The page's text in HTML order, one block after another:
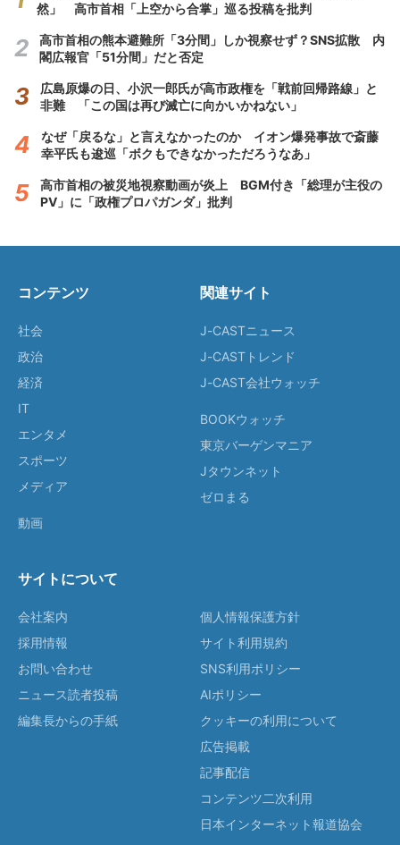
然」 高市首相「上空から合掌」巡る投稿を批判
高市首相の熊本避難所「3分間」しか視察せず？SNS拡散 内
閣広報官「51分間」だと否定
広島原爆の日、小沢一郎氏が高市政権を「戦前回帰路線」と
非難 「この国は再び滅亡に向かいかねない」
なぜ「戻るな」と言えなかったのか イオン爆発事故で斎藤
幸平氏も逡巡「ボクもできなかっただろうなあ」
高市首相の被災地視察動画が炎上 BGM付き「総理が主役の
PV」に「政権プロパガンダ」批判
コンテンツ
社会
政治
経済
IT
エンタメ
スポーツ
メディア
動画
関連サイト
J-CASTニュース
J-CASTトレンド
J-CAST会社ウォッチ
BOOKウォッチ
東京バーゲンマニア
Jタウンネット
ゼロまる
サイトについて
会社案内
採用情報
お問い合わせ
ニュース読者投稿
編集長からの手紙
個人情報保護方針
サイト利用規約
SNS利用ポリシー
AIポリシー
クッキーの利用について
広告掲載
記事配信
コンテンツ二次利用
日本インターネット報道協会